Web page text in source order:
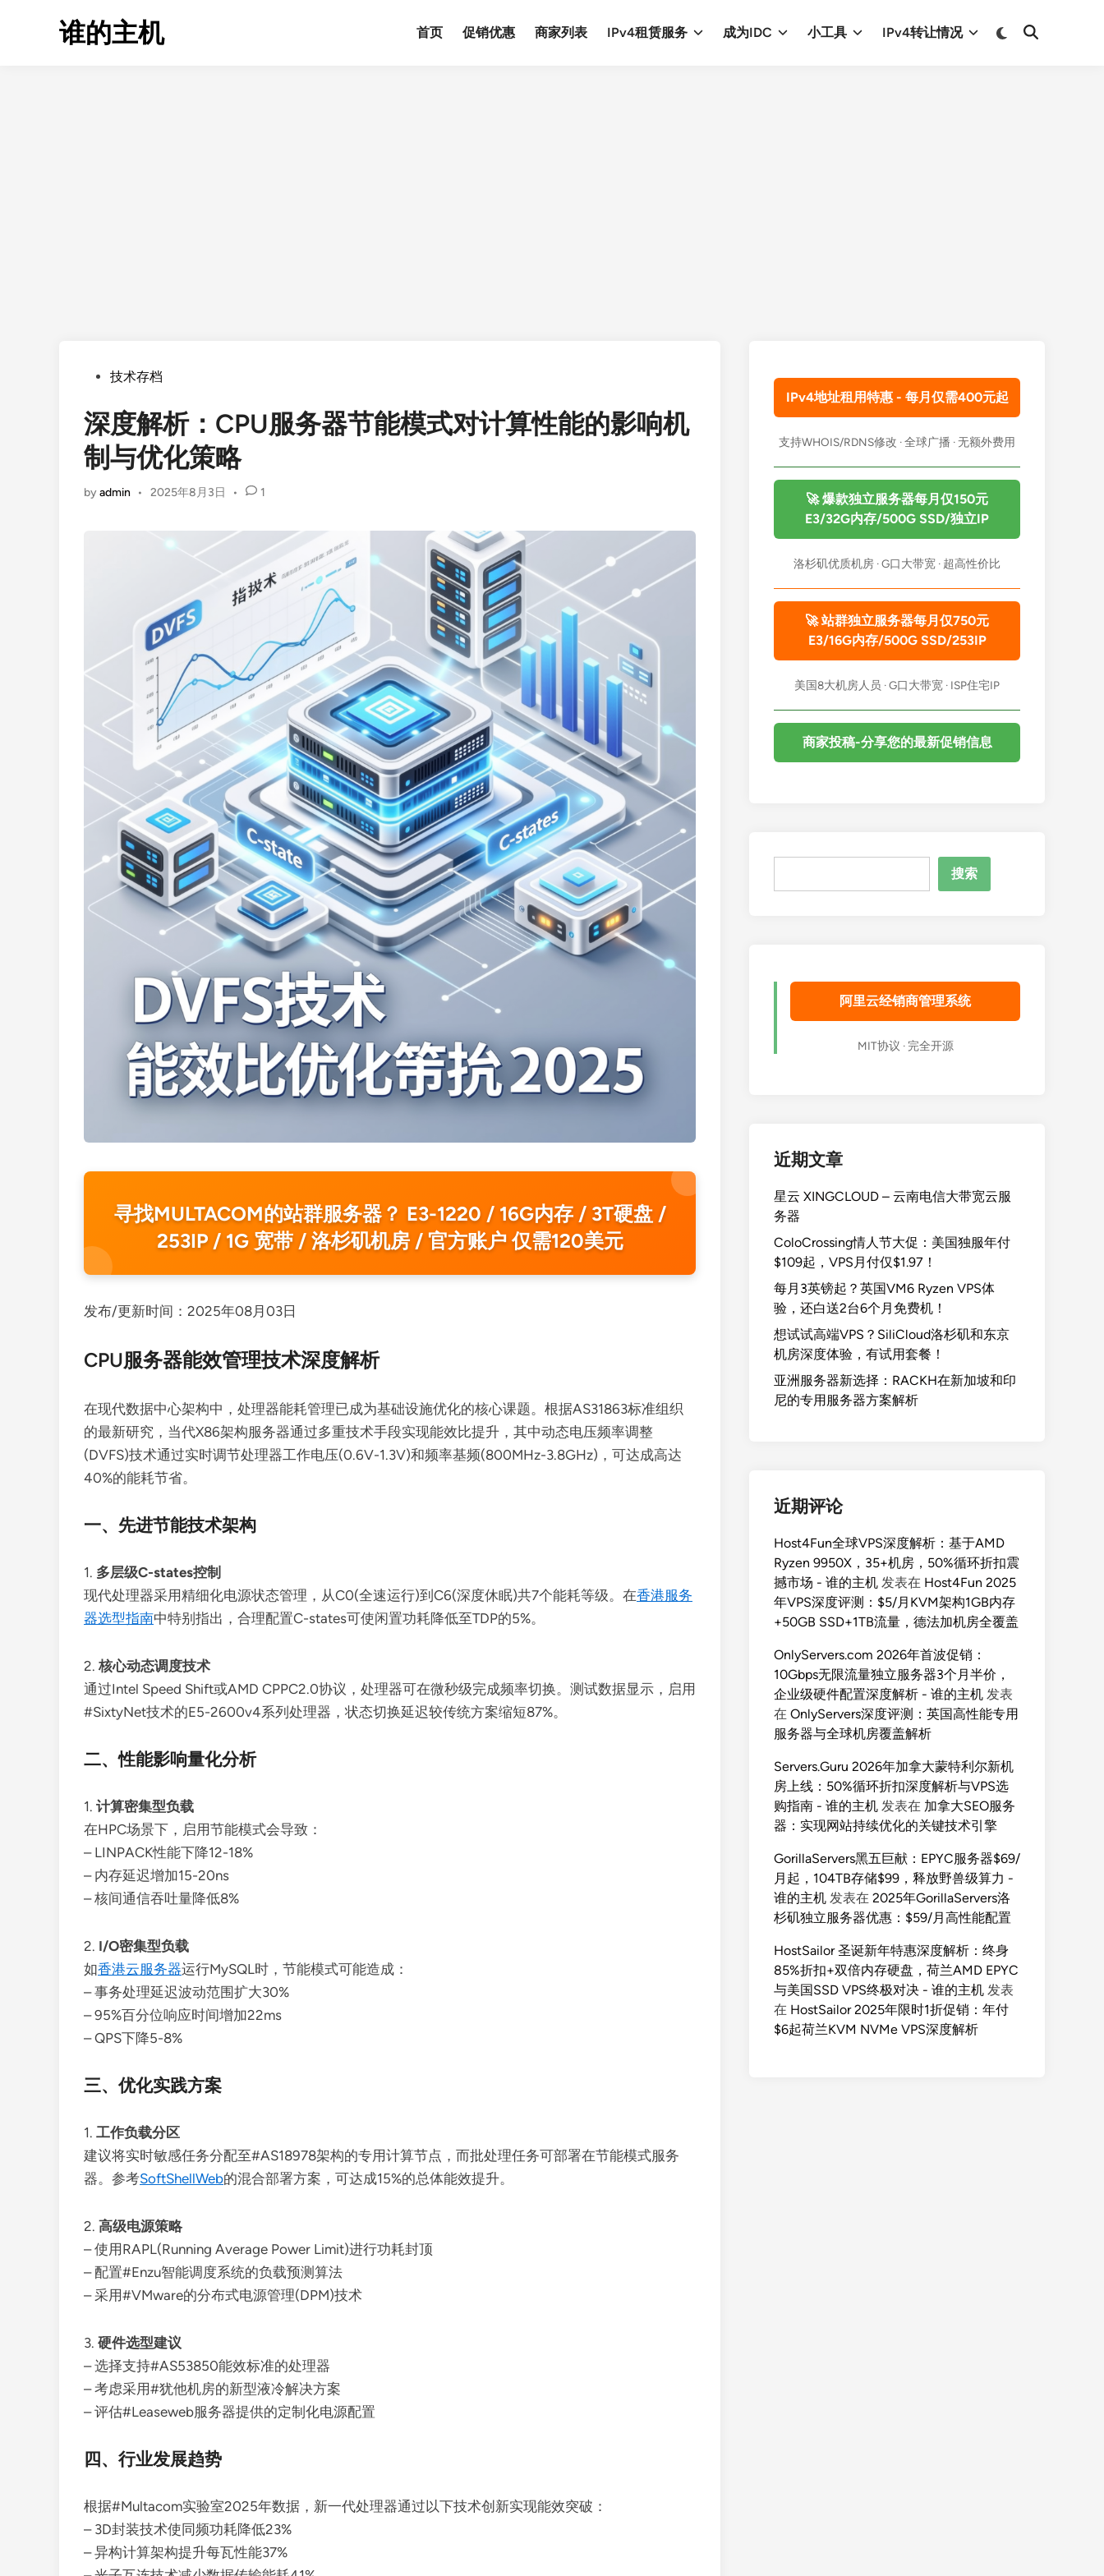
谁的主机 首页 促销优惠 商家列表 IPv4租赁服务 成为IDC 小工具 IPv4转让情况
Switch
Open
Posted技术存档
深度解析：CPU服务器节能模式对计算性能的影响机
制与优化策略
byadmin • 2025年8月3日 • 1
寻找MULTACOM的站群服务器？ E3-1220 / 16G内存 / 3T硬盘 /
253IP / 1G 宽带 / 洛杉矶机房 / 官方账户 仅需120美元
发布/更新时间：2025年08月03日
CPU服务器能效管理技术深度解析
在现代数据中心架构中，处理器能耗管理已成为基础设施优化的核心课题。根据AS31863标准组织
的最新研究，当代X86架构服务器通过多重技术手段实现能效比提升，其中动态电压频率调整
(DVFS)技术通过实时调节处理器工作电压(0.6V-1.3V)和频率基频(800MHz-3.8GHz)，可达成高达
40%的能耗节省。
一、先进节能技术架构
1. 多层级C-states控制
现代处理器采用精细化电源状态管理，从C0(全速运行)到C6(深度休眠)共7个能耗等级。在香港服务
器选型指南中特别指出，合理配置C-states可使闲置功耗降低至TDP的5%。
2. 核心动态调度技术
通过Intel Speed Shift或AMD CPPC2.0协议，处理器可在微秒级完成频率切换。测试数据显示，启用
#SixtyNet技术的E5-2600v4系列处理器，状态切换延迟较传统方案缩短87%。
二、性能影响量化分析
1. 计算密集型负载
在HPC场景下，启用节能模式会导致：
– LINPACK性能下降12-18%
– 内存延迟增加15-20ns
– 核间通信吞吐量降低8%
2. I/O密集型负载
如香港云服务器运行MySQL时，节能模式可能造成：
– 事务处理延迟波动范围扩大30%
– 95%百分位响应时间增加22ms
– QPS下降5-8%
三、优化实践方案
1. 工作负载分区
建议将实时敏感任务分配至#AS18978架构的专用计算节点，而批处理任务可部署在节能模式服务
器。参考SoftShellWeb的混合部署方案，可达成15%的总体能效提升。
2. 高级电源策略
– 使用RAPL(Running Average Power Limit)进行功耗封顶
– 配置#Enzu智能调度系统的负载预测算法
– 采用#VMware的分布式电源管理(DPM)技术
3. 硬件选型建议
– 选择支持#AS53850能效标准的处理器
– 考虑采用#犹他机房的新型液冷解决方案
– 评估#Leaseweb服务器提供的定制化电源配置
四、行业发展趋势
根据#Multacom实验室2025年数据，新一代处理器通过以下技术创新实现能效突破：
– 3D封装技术使同频功耗降低23%
– 异构计算架构提升每瓦性能37%
IPv4地址租用特惠 - 每月仅需400元起
支持WHOIS/RDNS修改 · 全球广播 · 无额外费用
🚀 爆款独立服务器每月仅150元
E3/32G内存/500G SSD/独立IP
洛杉矶优质机房 · G口大带宽 · 超高性价比
🚀 站群独立服务器每月仅750元
E3/16G内存/500G SSD/253IP
美国8大机房人员 · G口大带宽 · ISP住宅IP
商家投稿-分享您的最新促销信息
搜索
阿里云经销商管理系统
MIT协议 · 完全开源
近期文章
星云 XINGCLOUD – 云南电信大带宽云服
务器
ColoCrossing情人节大促：美国独服年付
$109起，VPS月付仅$1.97！
每月3英镑起？英国VM6 Ryzen VPS体
验，还白送2台6个月免费机！
想试试高端VPS？SiliCloud洛杉矶和东京
机房深度体验，有试用套餐！
亚洲服务器新选择：RACKH在新加坡和印
尼的专用服务器方案解析
近期评论
Host4Fun全球VPS深度解析：基于AMD
Ryzen 9950X，35+机房，50%循环折扣震
撼市场 - 谁的主机 发表在 Host4Fun 2025
年VPS深度评测：$5/月KVM架构1GB内存
+50GB SSD+1TB流量，德法加机房全覆盖
OnlyServers.com 2026年首波促销：
10Gbps无限流量独立服务器3个月半价，
企业级硬件配置深度解析 - 谁的主机 发表
在 OnlyServers深度评测：英国高性能专用
服务器与全球机房覆盖解析
Servers.Guru 2026年加拿大蒙特利尔新机
房上线：50%循环折扣深度解析与VPS选
购指南 - 谁的主机 发表在 加拿大SEO服务
器：实现网站持续优化的关键技术引擎
GorillaServers黑五巨献：EPYC服务器$69/
月起，104TB存储$99，释放野兽级算力 -
谁的主机 发表在 2025年GorillaServers洛
杉矶独立服务器优惠：$59/月高性能配置
HostSailor 圣诞新年特惠深度解析：终身
85%折扣+双倍内存硬盘，荷兰AMD EPYC
与美国SSD VPS终极对决 - 谁的主机 发表
在 HostSailor 2025年限时1折促销：年付
$6起荷兰KVM NVMe VPS深度解析